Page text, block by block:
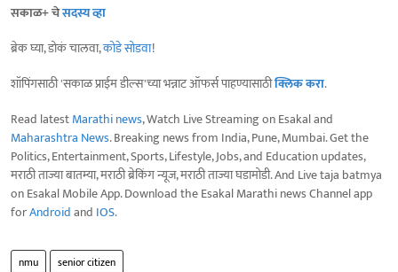
सकाळ+ चेसदस्य व्हा
ब्रेक घ्या, डोकं चालवा,कोडे सोडवा!
शॉपिंगसाठी 'सकाळ प्राईम डील्स'च्या भन्नाट ऑफर्स पाहण्यासाठीक्लिक करा.
Read latestMarathi news, Watch Live Streaming on Esakal and
Maharashtra News. Breaking news from India, Pune, Mumbai. Get the
Politics, Entertainment, Sports, Lifestyle, Jobs, and Education updates,
मराठी ताज्या बातम्या, मराठी ब्रेकिंग न्यूज, मराठी ताज्या घडामोडी. And Live taja batmya
on Esakal Mobile App. Download the Esakal Marathi news Channel app
forAndroidand IOS.
nmu senior citizen